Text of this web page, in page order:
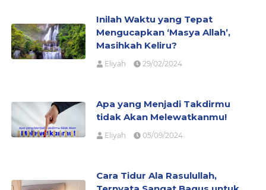
Inilah Waktu yang Tepat
Mengucapkan ‘Masya Allah’,
Masihkah Keliru?
Eliyah 29/02/2024
Apa yang Menjadi Takdirmu
tidak Akan Melewatkanmu!
Eliyah 05/09/2024
Cara Tidur Ala Rasulullah,